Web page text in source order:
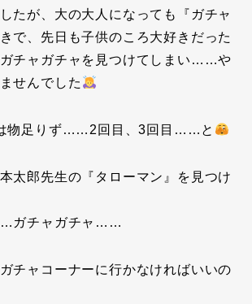
たが、大の大人になっても『ガチャ
で、先日も子供のころ大好きだった
ガチャガチャを見つけてしまい……や
せんでした
物足りず……2回目、3回目……と
太郎先生の『タローマン』を見つけ
ガチャガチャ……
チャコーナーに行かなければいいの